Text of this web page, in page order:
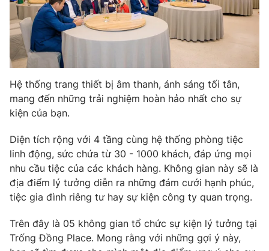
Hệ thống trang thiết bị âm thanh, ánh sáng tối tân,
mang đến những trải nghiệm hoàn hảo nhất cho sự
kiện của bạn.
Diện tích rộng với 4 tầng cùng hệ thống phòng tiệc
linh động, sức chứa từ 30 - 1000 khách, đáp ứng mọi
nhu cầu tiệc của các khách hàng. Không gian này sẽ là
địa điểm lý tưởng diễn ra những đám cưới hạnh phúc,
tiệc gia đình riêng tư hay sự kiện công ty quan trọng.
Trên đây là 05 không gian tổ chức sự kiện lý tưởng tại
Trống Đồng Place. Mong rằng với những gợi ý này,